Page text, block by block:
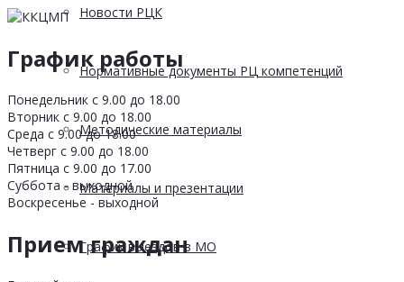
Новости РЦК
Нормативные документы РЦ компетенций
Методические материалы
Материалы и презентации
График выездов в МО
График работы
Понедельник с 9.00 до 18.00
Вторник с 9.00 до 18.00
Среда с 9.00 до 18.00
Четверг с 9.00 до 18.00
Пятница с 9.00 до 17.00
Суббота - выходной
Воскресенье - выходной
Прием граждан